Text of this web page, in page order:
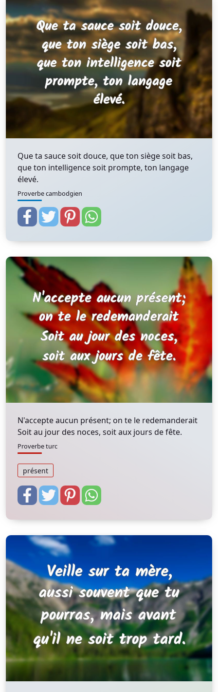
Que ta sauce soit douce, que ton siège soit bas,
que ton intelligence soit prompte, ton langage
élevé.
Proverbe cambodgien
N'accepte aucun présent; on te le redemanderait
Soit au jour des noces, soit aux jours de fête.
Proverbe turc
présent